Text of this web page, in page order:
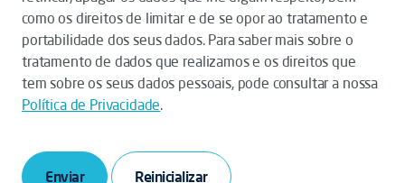
como os direitos de limitar e de se opor ao tratamento e
portabilidade dos seus dados. Para saber mais sobre o
tratamento de dados que realizamos e os direitos que
tem sobre os seus dados pessoais, pode consultar a nossa
Política de Privacidade.
Enviar